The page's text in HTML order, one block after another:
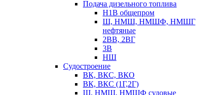
Подача дизельного топлива
Н1В общепром
Ш, НМШ, НМШФ, НМШГ
нефтяные
2ВВ, 2ВГ
3В
НШ
Судостроение
ВК, ВКС, ВКО
ВК, ВКС (1Г,2Г)
Ш, НМШ, НМШФ судовые